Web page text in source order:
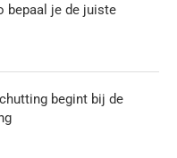
bepaal je de juiste
begint bij de